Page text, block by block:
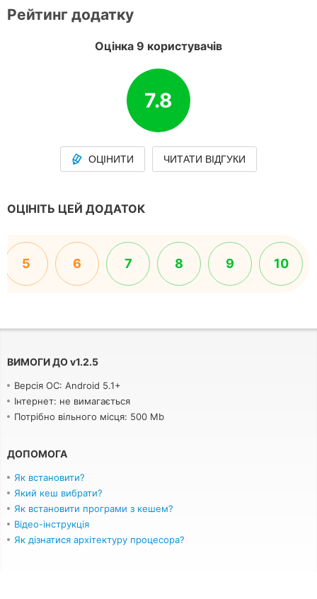
Рейтинг додатку
Оцінка 9 користувачів
7.8
ОЦІНИТИ ЧИТАТИ ВІДГУКИ
ОЦІНІТЬ ЦЕЙ ДОДАТОК
5 6 7 8 9 10
ВИМОГИ ДОv1.2.5
Версія ОС: Android 5.1+
Інтернет: не вимагається
Потрібно вільного місця: 500 Mb
ДОПОМОГА
Як встановити?
Який кеш вибрати?
Як встановити програми з кешем?
Відео-інструкція
Як дізнатися архітектуру процесора?